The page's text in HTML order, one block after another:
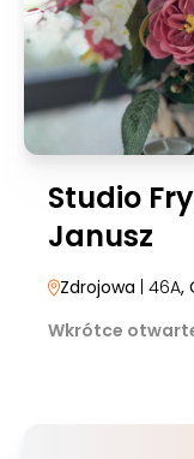
Studio
Janusz
Zdrojowa | 46A,
Wkrótce